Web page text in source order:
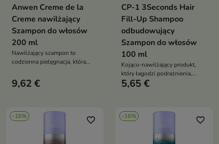
Anwen Creme de la
Creme nawilżający
Szampon do włosów
200 ml
Nawilżający szampon to
codzienna pielęgnacja, która
skórę głowy i dodaje włosom
lekkości oraz objętości
9,62 €
CP-1 3Seconds Hair
Fill-Up Shampoo
odbudowujący
Szampon do włosów
100 ml
Kojąco-nawilżający produkt,
który łagodzi podrażnienia,
poprawia teksturę skóry i
5,65 €
-16% favorite_border -16% favorite_border